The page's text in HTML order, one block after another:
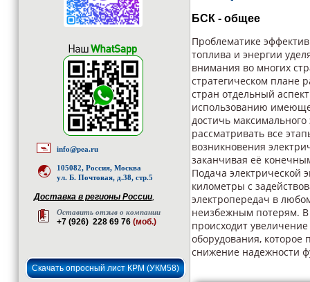
info@pea.ru
105082, Россия, Москва
ул. Б. Почтовая, д.38, стр.5
Доставка в регионы России,
Оставить отзыв о компании
+7 (926) 228 69 76 (моб.)
Скачать опросный лист КРМ (УКМ58)
БСК - общее
Проблематике
топлива и энергии
внимания во многих
стратегическом плане
стран отдельный
использованию
достичь максимального
рассматривать все
возникновения
заканчивая её
Подача электрической
километры с
электропередач в
неизбежным потерям. В
происходит увеличение
оборудования, которое
снижение надежности